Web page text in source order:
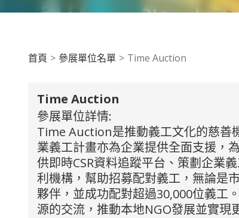
首頁 參展單位名單 Time Auction
Time Auction
參展單位詳情:
Time Auction是推動義工文化的慈善
業義工計畫亦為企業提供全面支援，
供即時CSR資料追蹤平台、策劃企業
利機構，幫助招募配對義工，無論是
夥伴，並成功配對超過30,000位義工
源的交流，推動本地NGO發展並實現